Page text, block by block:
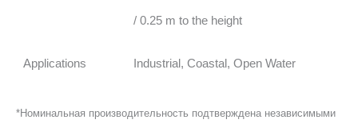
/ 0.25 m to the height
Applications Industrial, Coastal, Open Water
*Номинальная производительность подтверждена независимыми